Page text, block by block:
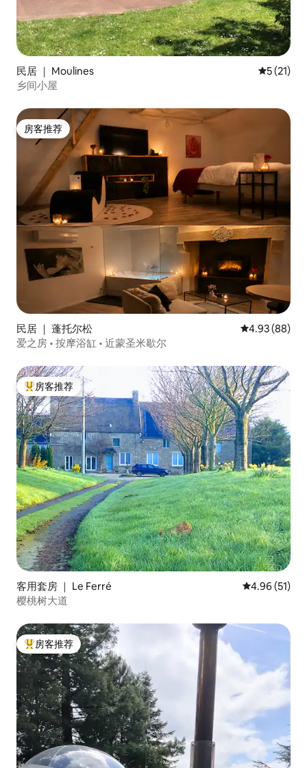
民居 ｜ Moulines 平均评分
5 (21)
乡间小屋
房客推荐
房客推荐
民居 ｜ 蓬托尔松 平均评分 4.93
4.93 (88)
爱之房 • 按摩浴缸 • 近蒙圣米歇尔
热门「房客推荐」
房客推荐
客用套房 ｜ Le Ferré 平均评分
4.96 (51)
樱桃树大道
热门「房客推荐」
房客推荐